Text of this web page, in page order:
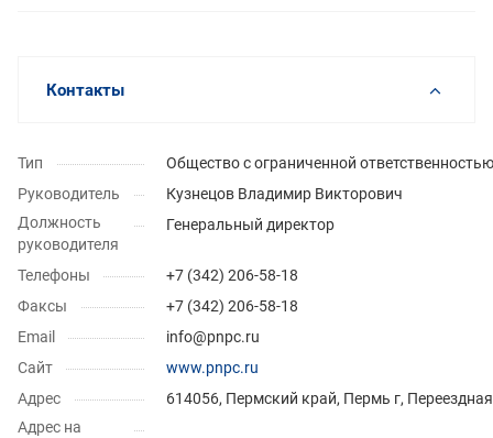
Контакты
Тип
Общество с ограниченной ответственностью
Руководитель
Кузнецов Владимир Викторович
Должность
руководителя
Генеральный директор
Телефоны
+7 (342) 206-58-18
Факсы
+7 (342) 206-58-18
Email
info@pnpc.ru
Сайт
www.pnpc.ru
Адрес
614056, Пермский край, Пермь г,
Адрес на